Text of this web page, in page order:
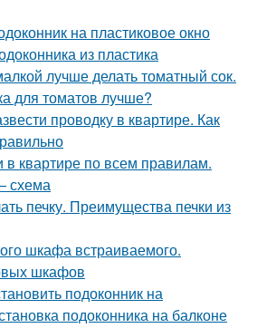
на пластиковое окно
из пластика
лучше делать томатный сок.
для томатов лучше?
проводку в квартире. Как
квартире по всем правилам.
схема
печку. Преимущества печки из
шкафа встраиваемого.
шкафов
подоконник на
подоконника на балконе